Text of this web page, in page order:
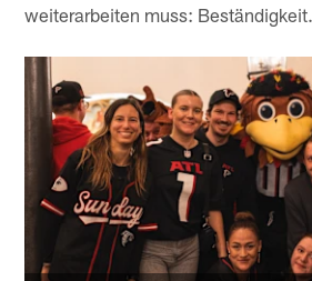
weiterarbeiten muss: Beständigkeit.